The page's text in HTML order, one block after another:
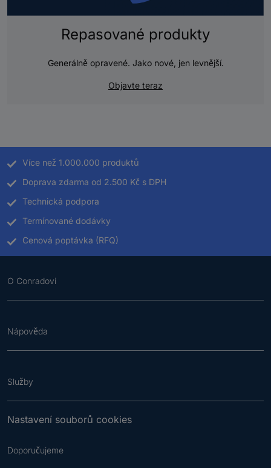
Repasované produkty
Generálně opravené. Jako nové, jen levnější.
Objavte teraz
Více než 1.000.000 produktů
Doprava zdarma od 2.500 Kč s DPH
Technická podpora
Termínované dodávky
Cenová poptávka (RFQ)
O Conradovi
Nápověda
Služby
Nastavení souborů cookies
Doporučujeme